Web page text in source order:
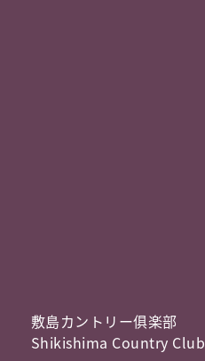
敷島カントリー俱楽部
Shikishima Country Club